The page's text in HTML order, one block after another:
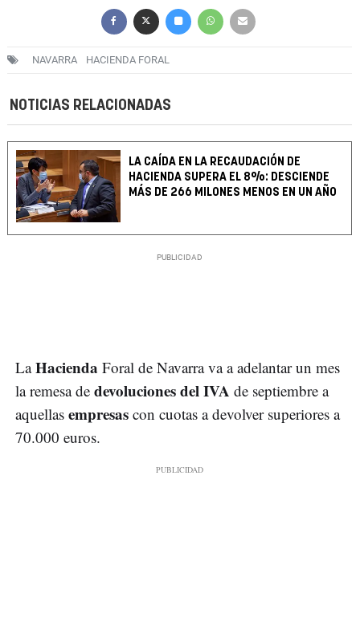
NAVARRA HACIENDA FORAL
NOTICIAS RELACIONADAS
LA CAÍDA EN LA RECAUDACIÓN DE
HACIENDA SUPERA EL 8%: DESCIENDE
MÁS DE 266 MILONES MENOS EN UN AÑO
LaHacienda Foral de Navarra va a adelantar un mes
la remesa de devoluciones del IVA de septiembre a
aquellas empresas con cuotas a devolver superiores a
70.000 euros.